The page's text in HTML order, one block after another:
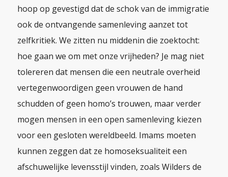
hoop op gevestigd dat de schok van de immigratie
ook de ontvangende samenleving aanzet tot
zelfkritiek. We zitten nu middenin die zoektocht:
hoe gaan we om met onze vrijheden? Je mag niet
tolereren dat mensen die een neutrale overheid
vertegenwoordigen geen vrouwen de hand
schudden of geen homo’s trouwen, maar verder
mogen mensen in een open samenleving kiezen
voor een gesloten wereldbeeld. Imams moeten
kunnen zeggen dat ze homoseksualiteit een
afschuwelijke levensstijl vinden, zoals Wilders de